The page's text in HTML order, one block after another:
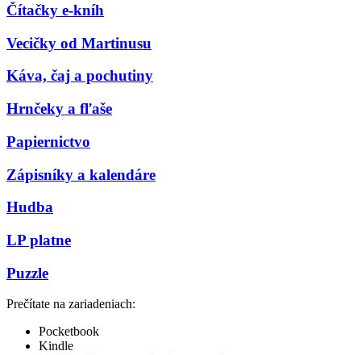
Čítačky e-kníh
Vecičky od Martinusu
Káva, čaj a pochutiny
Hrnčeky a fľaše
Papiernictvo
Zápisníky a kalendáre
Hudba
LP platne
Puzzle
Prečítate na zariadeniach:
Pocketbook
Kindle